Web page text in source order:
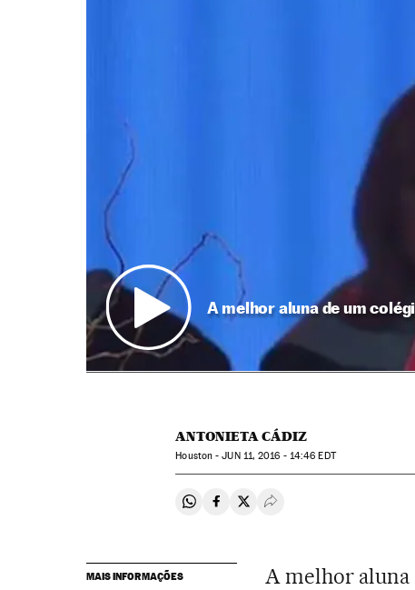
A melhor aluna de um
ANTONIETA CÁDIZ
Houston -JUN11, 2016 - 14:46 EDT
Compartir en Whatsapp
Compartir en Facebook
Compartir en Twitter
Desplegar Redes
MAIS INFORMAÇÕES
A melhor aluna